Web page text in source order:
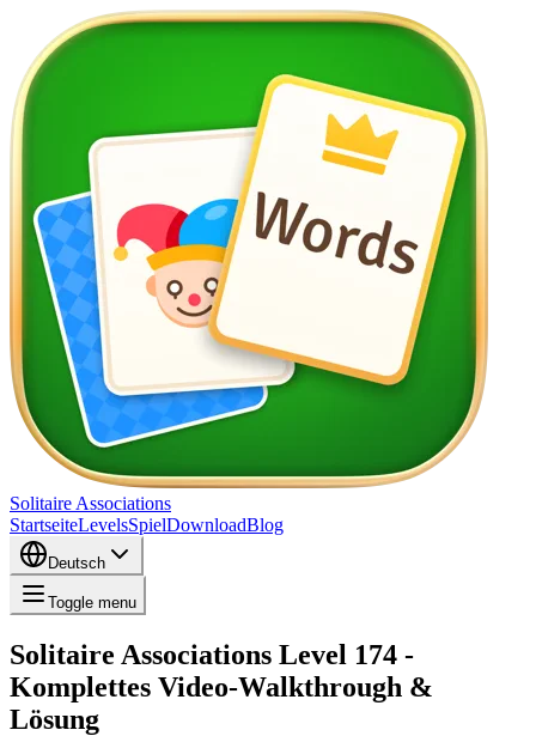
Solitaire Associations
StartseiteLevelsSpielDownloadBlog
Deutsch
Toggle menu
Solitaire Associations Level 174 -
Komplettes Video-Walkthrough &
Lösung